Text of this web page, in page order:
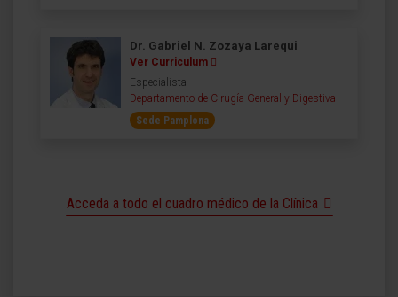
Dr. Gabriel N. Zozaya Larequi
Ver Curriculum
Especialista
Departamento de Cirugía General y Digestiva
Sede Pamplona
Acceda a todo el cuadro médico de la Clínica